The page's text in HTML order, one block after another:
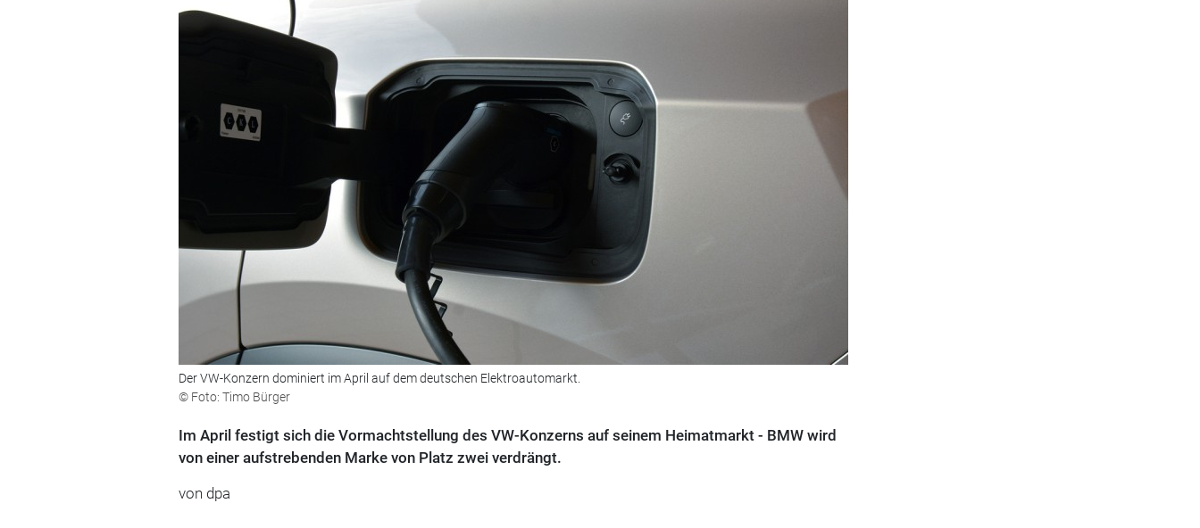
Der VW-Konzern dominiert im April auf dem deutschen Elektroautomarkt.
© Foto: Timo Bürger
Im April festigt sich die Vormachtstellung des VW-Konzerns auf seinem Heimatmarkt - BMW wird
von einer aufstrebenden Marke von Platz zwei verdrängt.
von dpa